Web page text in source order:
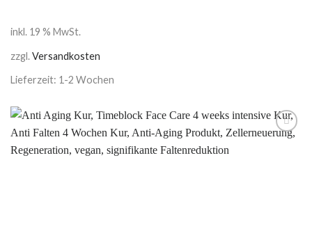
inkl. 19 % MwSt.
zzgl.Versandkosten
Lieferzeit: 1-2 Wochen